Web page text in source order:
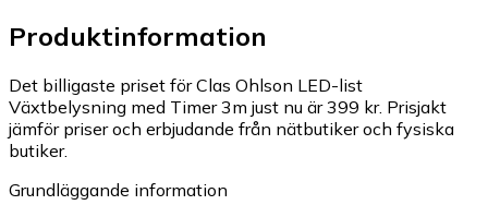
Produktinformation
Det billigaste priset för Clas Ohlson LED-list
Växtbelysning med Timer 3m just nu är 399 kr. Prisjakt
jämför priser och erbjudande från nätbutiker och fysiska
butiker.
Grundläggande information